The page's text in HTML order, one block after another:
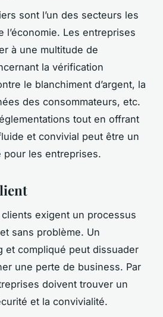
sont l’un des secteurs les
l’économie. Les entreprises
à une multitude de
la vérification
le blanchiment d’argent, la
des consommateurs, etc.
tout en offrant
et convivial peut être un
les entreprises.
clients exigent un processus
sans problème. Un
et compliqué peut dissuader
une perte de business. Par
doivent trouver un
et la convivialité.